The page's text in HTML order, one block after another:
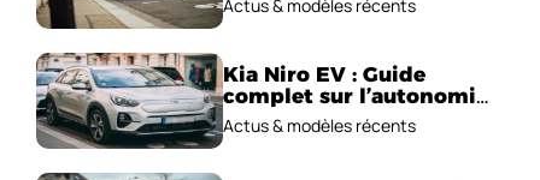
Actus & modèles récents
Kia Niro EV : Guide
complet sur l’autonomie
et le prix !
Actus & modèles récents